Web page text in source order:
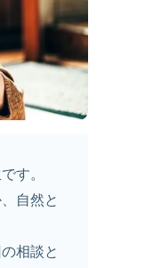
す。
自然と
相談と